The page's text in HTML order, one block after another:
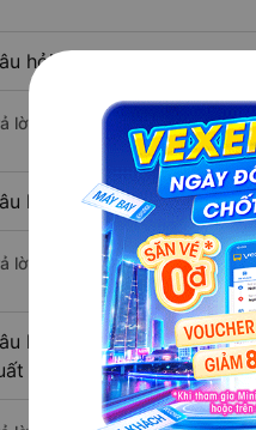
hỏi: Nhà xe đi Hải Hà -
lời: Chuyến xe có giờ xuất
hỏi: Nhà xe đi Hạ Long
lời: Chuyến xe có giờ xuất
hỏi: Review xe đi Hạ
sắc, cao cấp nhất?